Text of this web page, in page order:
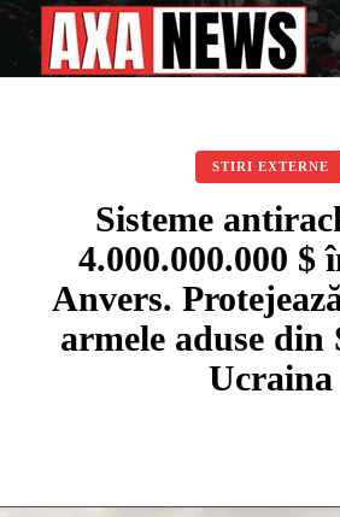
STIRI EXTERNE
Sisteme
4.000.000.000 $
Anvers.
armele aduse din
Ucraina